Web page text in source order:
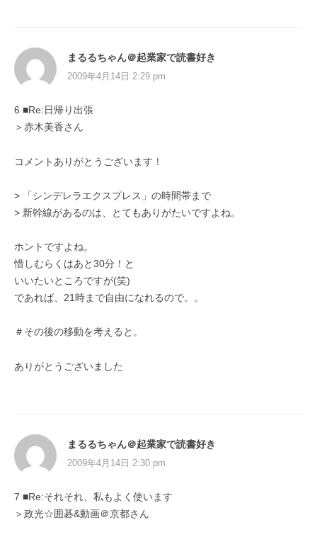
まるるちゃん＠起業家で読書好き
2009年4月14日 2:29 pm
6 ■Re:日帰り出張
＞赤木美香さん
コメントありがとうございます！
> 「シンデレラエクスプレス」の時間帯まで
> 新幹線があるのは、とてもありがたいですよね。
ホントですよね。
惜しむらくはあと30分！と
いいたいところですが(笑)
であれば、21時まで自由になれるので。。
＃その後の移動を考えると。
ありがとうございました
まるるちゃん＠起業家で読書好き
2009年4月14日 2:30 pm
7 ■Re:それそれ、私もよく使います
＞政光☆囲碁&動画＠京都さん